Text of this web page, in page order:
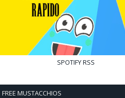
SPOTIFYRSS
FREE MUSTACCHIOS